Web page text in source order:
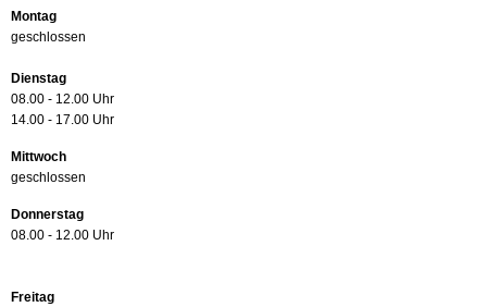
Montag
geschlossen
Dienstag
08.00 - 12.00 Uhr
14.00 - 17.00 Uhr
Mittwoch
geschlossen
Donnerstag
08.00 - 12.00 Uhr
Freitag